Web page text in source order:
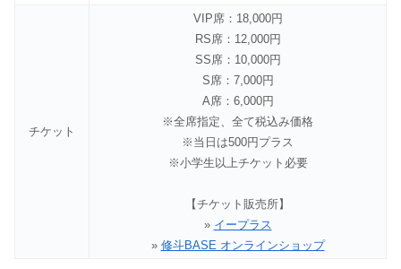
チケット
VIP席：18,000円
RS席：12,000円
SS席：10,000円
S席：7,000円
A席：6,000円
※全席指定、全て税込み価格
※当日は500円プラス
※小学生以上チケット必要
【チケット販売所】
» イープラス
» 修斗BASE オンラインショップ